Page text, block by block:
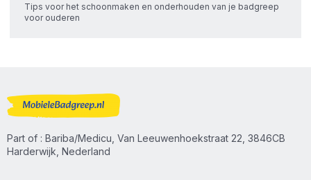
Tips voor het schoonmaken en onderhouden van je badgreep
voor ouderen
Part of : Bariba/Medicu, Van Leeuwenhoekstraat 22, 3846CB
Harderwijk, Nederland